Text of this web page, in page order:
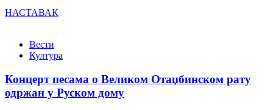
НАСТАВАК
Вести
Култура
Концерт песама о Великом Отаџбинском рату
одржан у Руском дому